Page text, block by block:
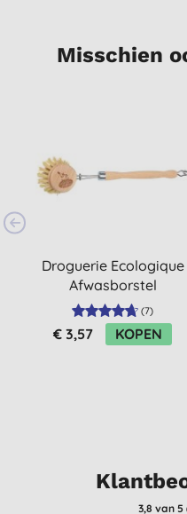
Misschien
Droguerie Ecologique
Afwasborstel
(7)
€ 3,57 KOPEN
3,8 van 5